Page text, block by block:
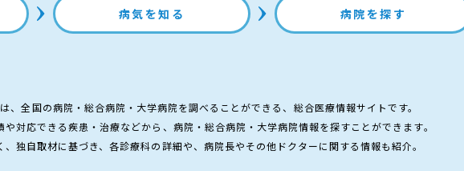
病気を知る 病院を探す
、全国の病院・総合病院・大学病院を調べることができる、総合医療情報サイトです。
対応できる疾患・治療などから、病院・総合病院・大学病院情報を探すことができます。
独自取材に基づき、各診療科の詳細や、病院長やその他ドクターに関する情報も紹介。